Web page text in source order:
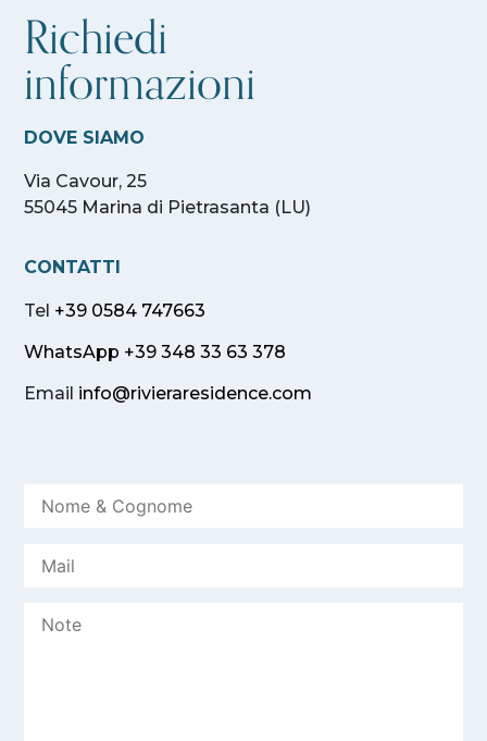
Richiedi
informazioni
DOVE SIAMO
Via Cavour, 25
55045 Marina di Pietrasanta (LU)
CONTATTI
Tel +39 0584 747663
WhatsApp +39 348 33 63 378
Email info@rivieraresidence.com